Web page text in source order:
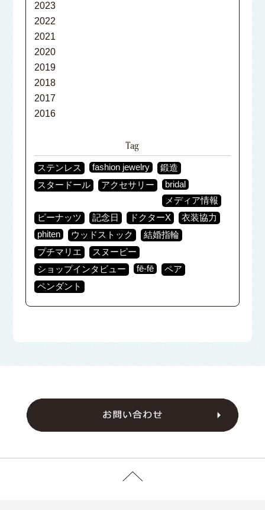
2023
2022
2021
2020
2019
2018
2017
2016
Tag
ステンレス fashion jewelry
鍛造
スタードール
アクセサリー
bridal
メディア情報
ピーナッツ
記念日 ドクターX
衣装協力
phiten
ウッドストック
結婚指輪
プチマリエ
スヌーピー
ショップインタビュー
fē-fē
ペア
ペンダント